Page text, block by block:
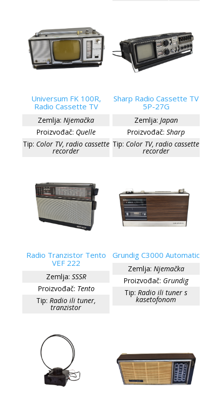
Universum FK 100R,
Radio Cassette TV
Zemlja: Njemačka
Proizvođač: Quelle
Tip: Color TV, radio cassette
recorder
Sharp Radio Cassette TV
5P-27G
Zemlja: Japan
Proizvođač: Sharp
Tip: Color TV, radio cassette
recorder
Radio Tranzistor Tento
VEF 222
Zemlja: SSSR
Proizvođač: Tento
Tip: Radio ili tuner,
tranzistor
Grundig C3000 Automatic
Zemlja: Njemačka
Proizvođač: Grundig
Tip: Radio ili tuner s
kasetofonom